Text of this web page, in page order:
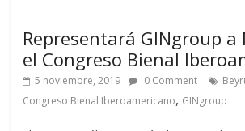
Representará GINgroup a
el Congreso Bienal
5 noviembre, 2019 0 Comment
Congreso Bienal Iberoamericano, GINgroup